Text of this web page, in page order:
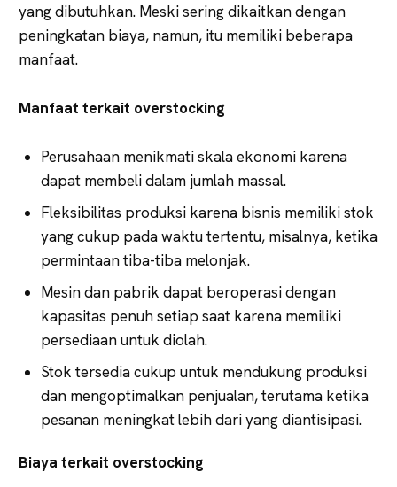
yang dibutuhkan. Meski sering dikaitkan dengan
peningkatan biaya, namun, itu memiliki beberapa
manfaat.
Manfaat terkait overstocking
Perusahaan menikmati skala ekonomi karena
dapat membeli dalam jumlah massal.
Fleksibilitas produksi karena bisnis memiliki stok
yang cukup pada waktu tertentu, misalnya, ketika
permintaan tiba-tiba melonjak.
Mesin dan pabrik dapat beroperasi dengan
kapasitas penuh setiap saat karena memiliki
persediaan untuk diolah.
Stok tersedia cukup untuk mendukung produksi
dan mengoptimalkan penjualan, terutama ketika
pesanan meningkat lebih dari yang diantisipasi.
Biaya terkait overstocking